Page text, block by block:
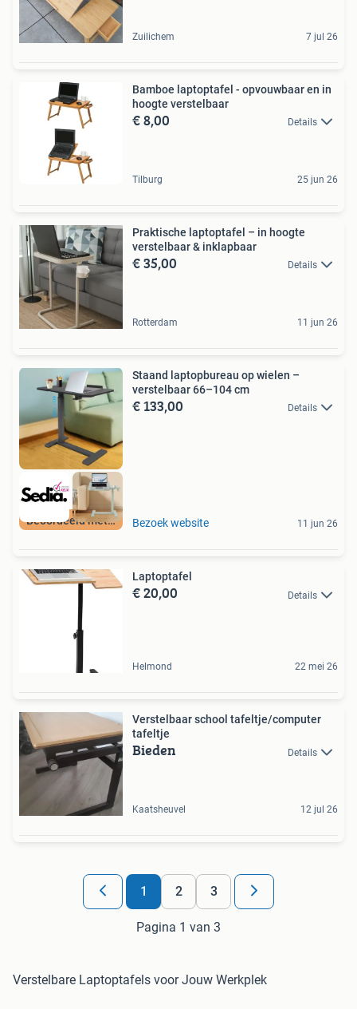
Zuilichem 7 jul 26
Bamboe laptoptafel - opvouwbaar en in
hoogte verstelbaar
€ 8,00 Details
Tilburg 25 jun 26
Praktische laptoptafel – in hoogte
verstelbaar & inklapbaar
€ 35,00 Details
Rotterdam 11 jun 26
Beoordeeld met 9+
Staand laptopbureau op wielen –
verstelbaar 66–104 cm
€ 133,00 Details
Bezoek website 11 jun 26
Laptoptafel
€ 20,00 Details
Helmond 22 mei 26
Verstelbaar school tafeltje/computer
tafeltje
Bieden Details
Kaatsheuvel 12 jul 26
1 2 3
Pagina 1 van 3
Verstelbare Laptoptafels voor Jouw Werkplek